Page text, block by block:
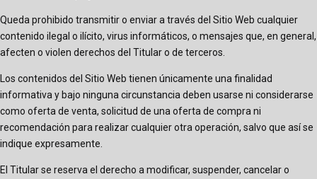
Queda prohibido transmitir o enviar a través del Sitio Web cualquier
contenido ilegal o ilícito, virus informáticos, o mensajes que, en general,
afecten o violen derechos del Titular o de terceros.
Los contenidos del Sitio Web tienen únicamente una finalidad
informativa y bajo ninguna circunstancia deben usarse ni considerarse
como oferta de venta, solicitud de una oferta de compra ni
recomendación para realizar cualquier otra operación, salvo que así se
indique expresamente.
El Titular se reserva el derecho a modificar, suspender, cancelar o